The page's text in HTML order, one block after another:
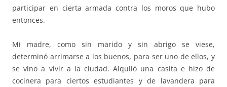
participar en cierta armada contra los moros que hubo
entonces.
Mi madre, como sin marido y sin abrigo se viese,
determinó arrimarse a los buenos, para ser uno de ellos, y
se vino a vivir a la ciudad. Alquiló una casita e hizo de
cocinera para ciertos estudiantes y de lavandera para